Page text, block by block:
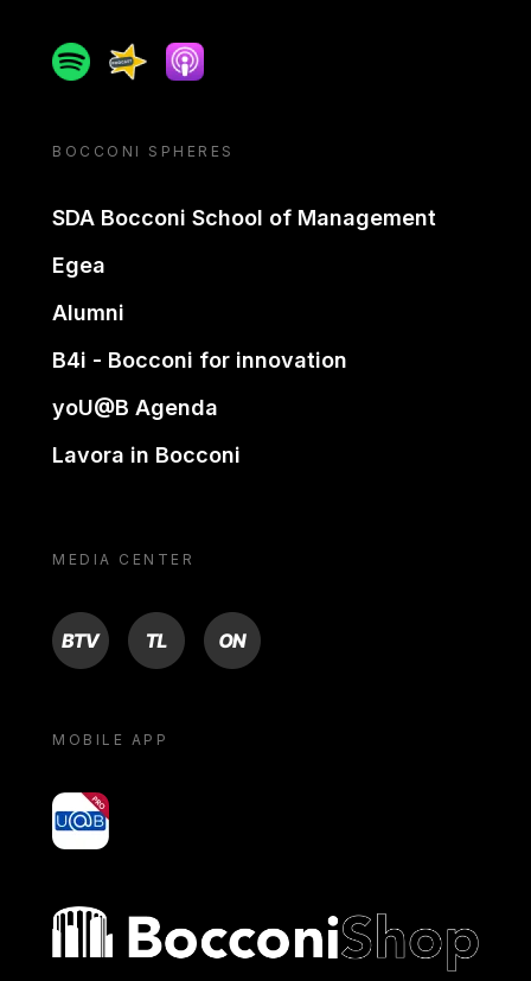
SpotifySpreakerApple podcast
BOCCONI SPHERES
SDA Bocconi School of Management
Egea
Alumni
B4i - Bocconi for innovation
yoU@B Agenda
Lavora in Bocconi
MEDIA CENTER
BTV TL ON
MOBILE APP
yoU@B
Bocconi shop